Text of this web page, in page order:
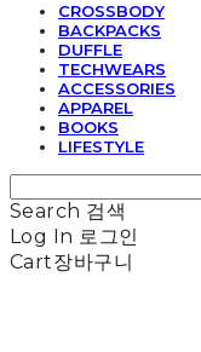
CROSSBODY
BACKPACKS
DUFFLE
TECHWEARS
ACCESSORIES
APPAREL
BOOKS
LIFESTYLE
Search 검색
Log In 로그인
Cart장바구니